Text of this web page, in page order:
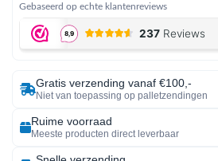
Gebaseerd op echte klantenreviews
Gratis verzending vanaf €100,-
Niet van toepassing op palletzendingen
Ruime voorraad
Meeste producten direct leverbaar